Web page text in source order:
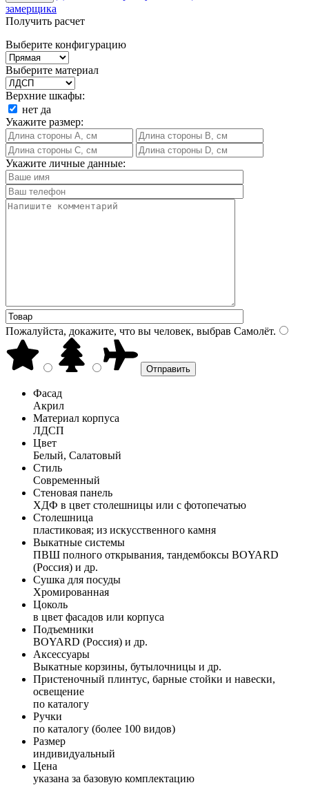
замерщика
Получить расчет
Выберите конфигурацию
Выберите материал
Верхние шкафы:
нет да
Укажите размер:
Укажите личные данные:
Пожалуйста, докажите, что вы человек, выбрав Самолёт.
Фасад
Акрил
Материал корпуса
ЛДСП
Цвет
Белый, Салатовый
Стиль
Современный
Стеновая панель
ХДФ в цвет столешницы или с фотопечатью
Столешница
пластиковая; из искусственного камня
Выкатные системы
ПВШ полного открывания, тандембоксы BOYARD
(Россия) и др.
Сушка для посуды
Хромированная
Цоколь
в цвет фасадов или корпуса
Подъемники
BOYARD (Россия) и др.
Аксессуары
Выкатные корзины, бутылочницы и др.
Пристеночный плинтус, барные стойки и навески,
освещение
по каталогу
Ручки
по каталогу (более 100 видов)
Размер
индивидуальный
Цена
указана за базовую комплектацию